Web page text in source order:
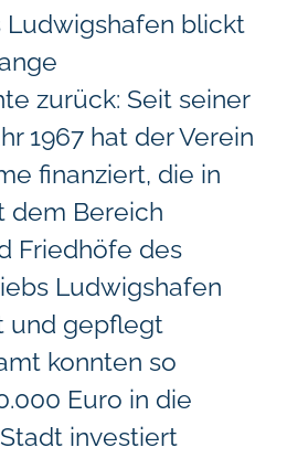
Ludwigshafen blickt
zurück: Seit seiner
1967 hat der Verein
finanziert, die in
dem Bereich
Friedhöfe des
Ludwigshafen
und gepflegt
konnten so
Euro in die
investiert